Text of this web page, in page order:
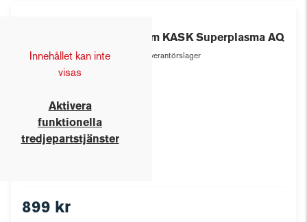
Innehållet kan inte
visas
Aktivera
funktionella
tredjepartstjänster
Hjälm KASK Superplasma AQ
Leverantörslager
899 kr